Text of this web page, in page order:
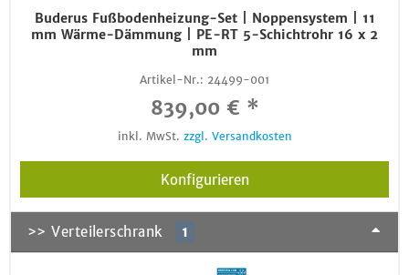
Buderus Fußbodenheizung-Set | Noppensystem | 11
mm Wärme-Dämmung | PE-RT 5-Schichtrohr 16 x 2
mm
Artikel-Nr.: 24499-001
839,00 € *
inkl. MwSt. zzgl. Versandkosten
Konfigurieren
>> Verteilerschrank 1